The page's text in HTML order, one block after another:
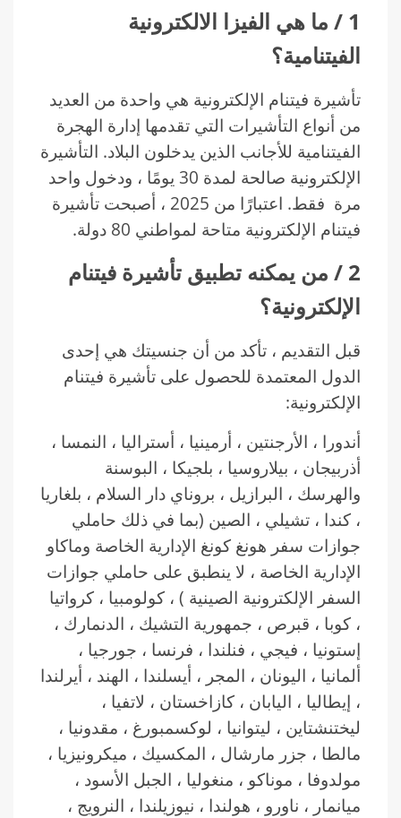
1 / ما هي الفيزا الالكترونية
الفيتنامية؟
تأشيرة فيتنام الإلكترونية هي واحدة من العديد
من أنواع التأشيرات التي تقدمها إدارة الهجرة
الفيتنامية للأجانب الذين يدخلون البلاد. التأشيرة
الإلكترونية صالحة لمدة 30 يومًا ، ودخول واحد
مرة فقط. اعتبارًا من 2025 ، أصبحت تأشيرة
فيتنام الإلكترونية متاحة لمواطني 80 دولة.
2 / من يمكنه تطبيق تأشيرة فيتنام
الإلكترونية؟
قبل التقديم ، تأكد من أن جنسيتك هي إحدى
الدول المعتمدة للحصول على تأشيرة فيتنام
الإلكترونية:
أندورا ، الأرجنتين ، أرمينيا ، أستراليا ، النمسا ،
أذربيجان ، بيلاروسيا ، بلجيكا ، البوسنة
والهرسك ، البرازيل ، بروناي دار السلام ، بلغاريا
، كندا ، تشيلي ، الصين (بما في ذلك حاملي
جوازات سفر هونغ كونغ الإدارية الخاصة وماكاو
الإدارية الخاصة ، لا ينطبق على حاملي جوازات
السفر الإلكترونية الصينية ) ، كولومبيا ، كرواتيا
، كوبا ، قبرص ، جمهورية التشيك ، الدنمارك ،
إستونيا ، فيجي ، فنلندا ، فرنسا ، جورجيا ،
ألمانيا ، اليونان ، المجر ، أيسلندا ، الهند ، أيرلندا
، إيطاليا ، اليابان ، كازاخستان ، لاتفيا ،
ليختنشتاين ، ليتوانيا ، لوكسمبورغ ، مقدونيا ،
مالطا ، جزر مارشال ، المكسيك ، ميكرونيزيا ،
مولدوفا ، موناكو ، منغوليا ، الجبل الأسود ،
ميانمار ، ناورو ، هولندا ، نيوزيلندا ، النرويج ،